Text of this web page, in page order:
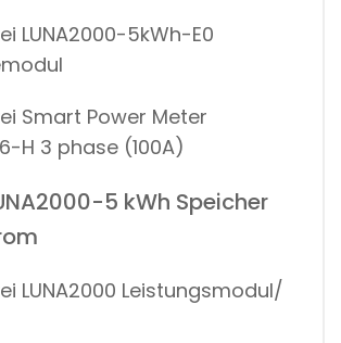
LUNA2000-5kWh-E0
Smart Power Meter
H 3 phase (100A)
5 kWh Speicher
LUNA2000 Leistungsmodul/